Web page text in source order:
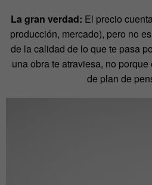
La gran verdad: El precio
producción, mercado), pero no
de la calidad de lo que te pasa
una obra te atraviesa, no
de plan de